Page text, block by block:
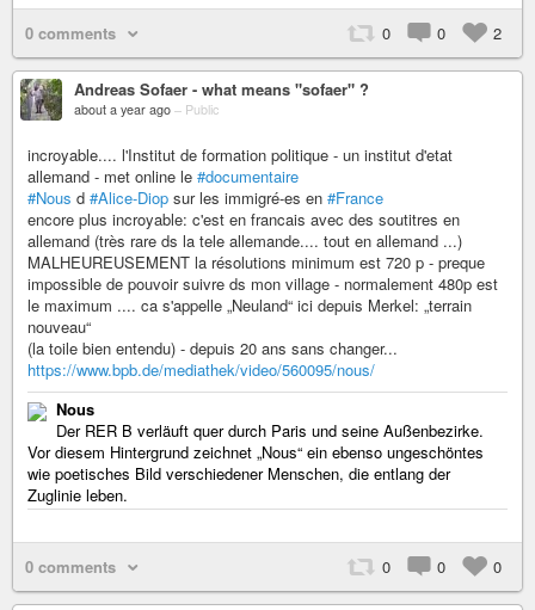
0 comments 0 0 2
Andreas Sofaer - what means "sofaer" ?
about a year ago – Public
incroyable.... l'Institut de formation politique - un institut d'etat
allemand - met online le #documentaire
#Nous d #Alice-Diop sur les immigré-es en #France
encore plus incroyable: c'est en francais avec des soutitres en
allemand (très rare ds la tele allemande.... tout en allemand ...)
MALHEUREUSEMENT la résolutions minimum est 720 p - preque
impossible de pouvoir suivre ds mon village - normalement 480p est
le maximum .... ca s'appelle „Neuland“ ici depuis Merkel: „terrain
nouveau“
(la toile bien entendu) - depuis 20 ans sans changer...
https://www.bpb.de/mediathek/video/560095/nous/
Nous
Der RER B verläuft quer durch Paris und seine Außenbezirke.
Vor diesem Hintergrund zeichnet „Nous“ ein ebenso ungeschöntes
wie poetisches Bild verschiedener Menschen, die entlang der
Zuglinie leben.
0 comments 0 0 0